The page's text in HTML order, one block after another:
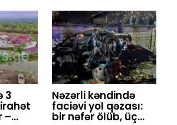
3
–…
Nəzərli kəndində
faciəvi yol qəzası:
bir nəfər ölüb, üç…